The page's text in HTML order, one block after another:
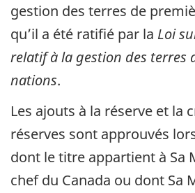
gestion des terres de
qu’il a été ratifié par la Loi
relatif à la gestion des terres
nations.
Les ajouts à la réserve et la
réserves sont approuvés
dont le titre appartient à Sa
chef du Canada ou dont Sa